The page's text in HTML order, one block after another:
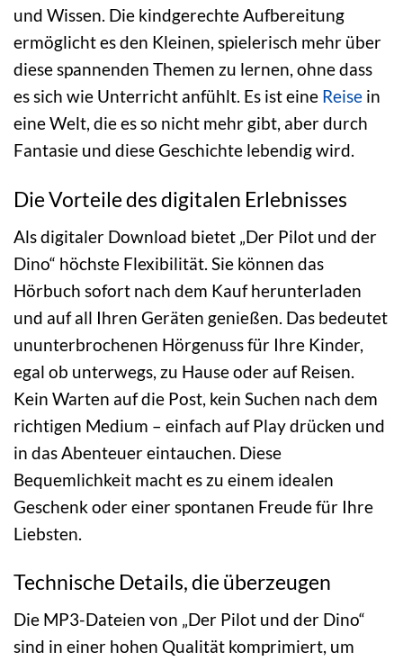
und Wissen. Die kindgerechte Aufbereitung
ermöglicht es den Kleinen, spielerisch mehr über
diese spannenden Themen zu lernen, ohne dass
es sich wie Unterricht anfühlt. Es ist eine Reise in
eine Welt, die es so nicht mehr gibt, aber durch
Fantasie und diese Geschichte lebendig wird.
Die Vorteile des digitalen Erlebnisses
Als digitaler Download bietet „Der Pilot und der
Dino“ höchste Flexibilität. Sie können das
Hörbuch sofort nach dem Kauf herunterladen
und auf all Ihren Geräten genießen. Das bedeutet
ununterbrochenen Hörgenuss für Ihre Kinder,
egal ob unterwegs, zu Hause oder auf Reisen.
Kein Warten auf die Post, kein Suchen nach dem
richtigen Medium – einfach auf Play drücken und
in das Abenteuer eintauchen. Diese
Bequemlichkeit macht es zu einem idealen
Geschenk oder einer spontanen Freude für Ihre
Liebsten.
Technische Details, die überzeugen
Die MP3-Dateien von „Der Pilot und der Dino“
sind in einer hohen Qualität komprimiert, um